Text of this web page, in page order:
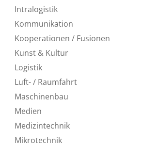
Intralogistik
Kommunikation
Kooperationen / Fusionen
Kunst & Kultur
Logistik
Luft- / Raumfahrt
Maschinenbau
Medien
Medizintechnik
Mikrotechnik